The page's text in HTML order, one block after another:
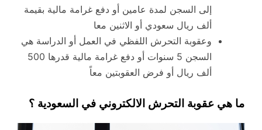
إلى السجن لمدة عامين أو دفع غرامة مالية بقيمة
ألف ريال سعودي أو الاثنين معا
وعقوبة التحرش اللفظي في العمل أو الدراسة هي
السجن 5 سنوات أو دفع غرامة مالية قدرها 500
ألف ريال أو فرض العقوبتين معاً
ما هي عقوبة التحرش الالكتروني في السعودية ؟